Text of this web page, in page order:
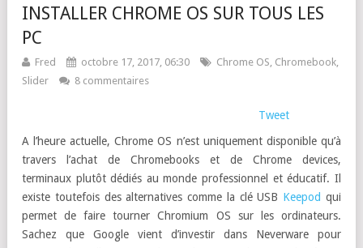
INSTALLER CHROME OS SUR TOUS LES
PC
Fred octobre 17, 2017, 06:30 Chrome OS, Chromebook,
Slider
8 commentaires
Tweet
A l’heure actuelle, Chrome OS n’est uniquement disponible qu’à
travers l’achat de Chromebooks et de Chrome devices,
terminaux plutôt dédiés au monde professionnel et éducatif. Il
existe toutefois des alternatives comme la clé USB Keepod qui
permet de faire tourner Chromium OS sur les ordinateurs.
Sachez que Google vient d’investir dans Neverware pour